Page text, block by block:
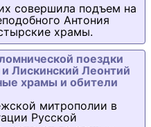
совершила подъем на
Антония
храмы.
поездки
Лискинский Леонтий
храмы и обители
митрополии в
Русской